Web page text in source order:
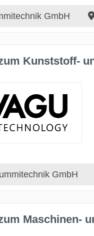
GmbH
Kunststoff-
GmbH
Maschinen-